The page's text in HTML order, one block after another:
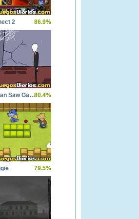
2 86.9%
Slenderman Saw Game80.4%
79.5%